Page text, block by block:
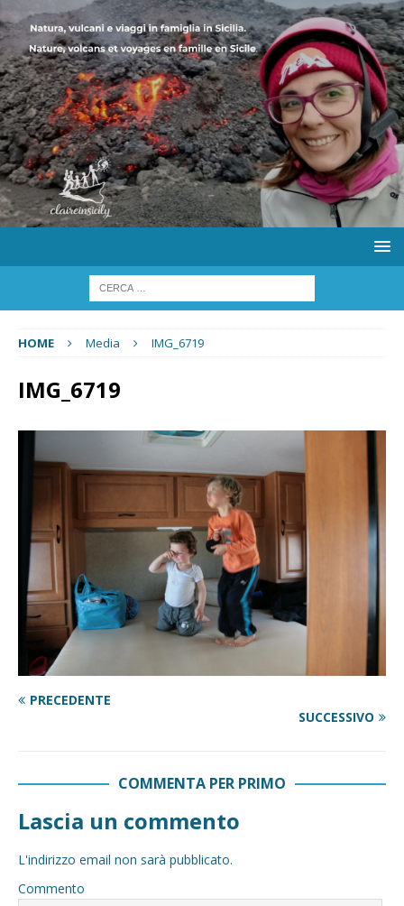
HOME Media IMG_6719
IMG_6719
PRECEDENTE
SUCCESSIVO
COMMENTA PER PRIMO
Lascia un commento
L'indirizzo email non sarà pubblicato.
Commento